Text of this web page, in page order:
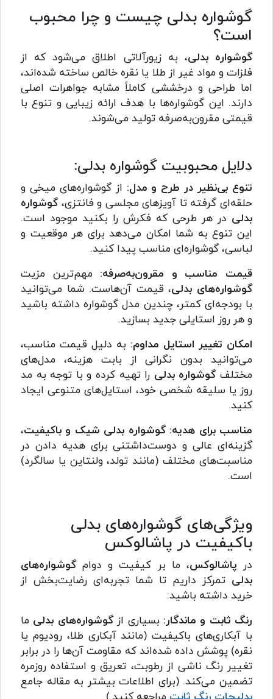
گوشواره بدلی چیست و چرا محبوب
است؟
گوشواره بدلی، به زیورآلاتی اطلاق می‌شود که از
فلزات و مواد غیر از طلا یا نقره خالص ساخته شده‌اند،
اما طراحی و درخششی کاملاً مشابه جواهرات اصلی
دارند. این گوشواره‌ها با هدف ارائه زیبایی و تنوع با
قیمتی مقرون‌به‌صرفه تولید می‌شوند.
دلایل محبوبیت گوشواره بدلی:
تنوع بی‌نظیر در طرح و مدل: از گوشواره‌های میخی و
حلقه‌ای گرفته تا آویزهای مجلسی و فانتزی،گوشواره
بدلی در هر طرحی که فکرش را بکنید موجود است.
این تنوع به شما امکان می‌دهد برای هر موقعیت و
لباسی، گوشواره‌ای مناسب پیدا کنید.
قیمت مناسب و مقرون‌به‌صرفه: مهم‌ترین مزیت
گوشواره‌های بدلی، قیمت آن‌هاست. شما می‌توانید
با بودجه‌ای کمتر، چندین مدل گوشواره داشته باشید
و هر روز استایلی جدید بسازید.
امکان تغییر استایل مداوم: به دلیل قیمت مناسب،
می‌توانید بدون نگرانی از بابت هزینه، مدل‌های
مختلفگوشواره بدلی را تهیه کرده و با توجه به مد
روز یا سلیقه شخصی خود، استایل‌های متنوعی ایجاد
کنید.
مناسب برای هدیه: گوشواره بدلی شیک و باکیفیت،
گزینه‌ای عالی و دوست‌داشتنی برای هدیه دادن در
مناسبت‌های مختلف (مانند تولد، ولنتاین یا سالگرد)
است.
ویژگی‌های گوشواره‌های بدلی
باکیفیت در پاشالوکس
در پاشالوکس، ما بر کیفیت و دوامگوشواره‌های
بدلی تمرکز داریم تا شما تجربه‌ای رضایت‌بخش از
خرید داشته باشید:
رنگ ثابت و ماندگار: بسیاری ازگوشواره‌های بدلی ما
با آبکاری‌های باکیفیت (مانند آبکاری طلا، رودیوم یا
نقره) پوشش داده شده‌اند که مقاومت آن‌ها را در برابر
تغییر رنگ ناشی از رطوبت، تعریق و استفاده روزمره
تضمین می‌کند. (برای اطلاعات بیشتر به مقاله جامع